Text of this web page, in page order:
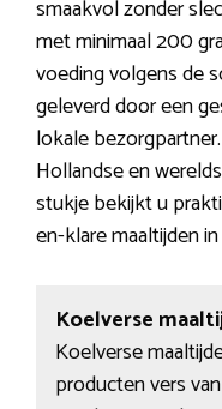
smaakvol zonder
met minimaal 200
voeding volgens de
geleverd door een
lokale
Hollandse en
stukje bekijkt u
en-klare maaltijden
Koelverse
Koelverse
producten vers